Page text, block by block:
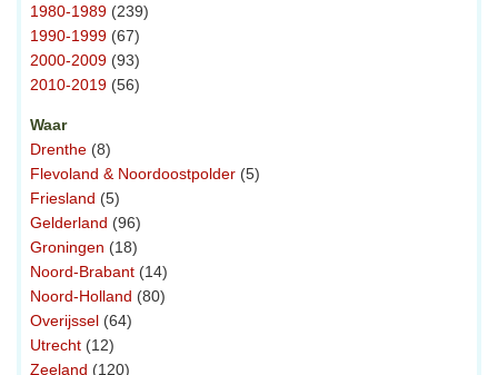
1980-1989 (239)
1990-1999 (67)
2000-2009 (93)
2010-2019 (56)
Waar
Drenthe (8)
Flevoland & Noordoostpolder (5)
Friesland (5)
Gelderland (96)
Groningen (18)
Noord-Brabant (14)
Noord-Holland (80)
Overijssel (64)
Utrecht (12)
Zeeland (120)